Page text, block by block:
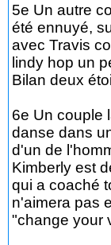
5e Un autre
été ennuyé,
avec Travis
lindy hop un
Bilan deux
6e Un couple
danse dans
d'un de
Kimberly est
qui a coaché
n'aimera pas
"change your